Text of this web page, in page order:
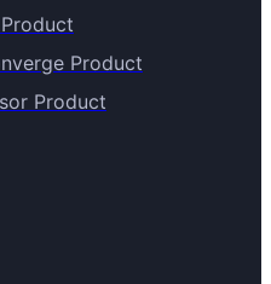
Product
Product